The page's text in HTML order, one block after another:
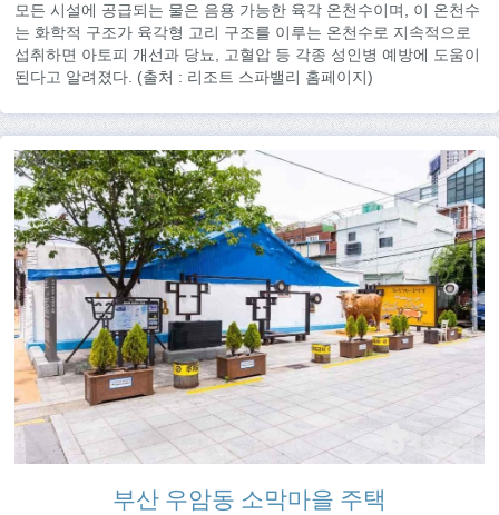
모든 시설에 공급되는 물은 음용 가능한 육각 온천수이며, 이 온천수
는 화학적 구조가 육각형 고리 구조를 이루는 온천수로 지속적으로
섭취하면 아토피 개선과 당뇨, 고혈압 등 각종 성인병 예방에 도움이
된다고 알려졌다. (출처 : 리조트 스파밸리 홈페이지)
부산 우암동 소막마을 주택